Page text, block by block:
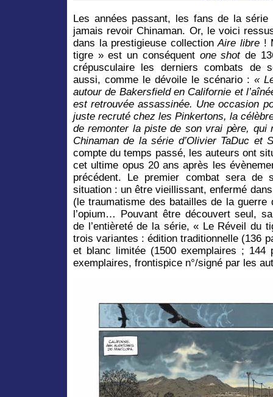
Les années passant, les fans de la série
jamais revoir Chinaman. Or, le voici
dans la prestigieuse collectionAire libre!
tigre » est un conséquent one shotde
crépusculaire les derniers combats de
aussi, comme le dévoile le scénario : «
autour de Bakersfield en Californie et
est retrouvée assassinée. Une occasion
juste recruté chez les Pinkertons, la
de remonter la piste de son vrai père, qui
Chinaman de la série d’Olivier TaDuc et
compte du temps passé, les auteurs ont
cet ultime opus 20 ans après les
précédent. Le premier combat sera de
situation : un être vieillissant, enfermé
(le traumatisme des batailles de la guerre
l’opium… Pouvant être découvert seul,
de l’entièreté de la série, « Le Réveil du
trois variantes : édition traditionnelle (136
et blanc limitée (1500 exemplaires ; 144
exemplaires, frontispice n°/signé par les